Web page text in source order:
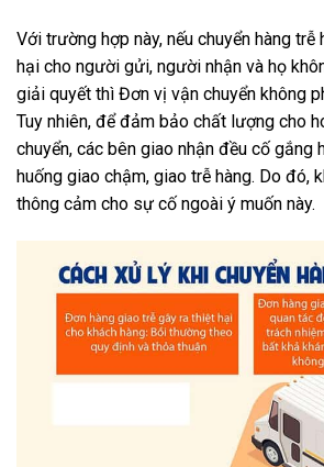
Với trường hợp này, nếu chuyển hàng trễ
hại cho người gửi, người nhận và họ
giải quyết thì Đơn vị vận chuyển không
Tuy nhiên, để đảm bảo chất lượng cho
chuyển, các bên giao nhận đều cố gắng
huống giao chậm, giao trễ hàng. Do đó,
thông cảm cho sự cố ngoài ý muốn này.